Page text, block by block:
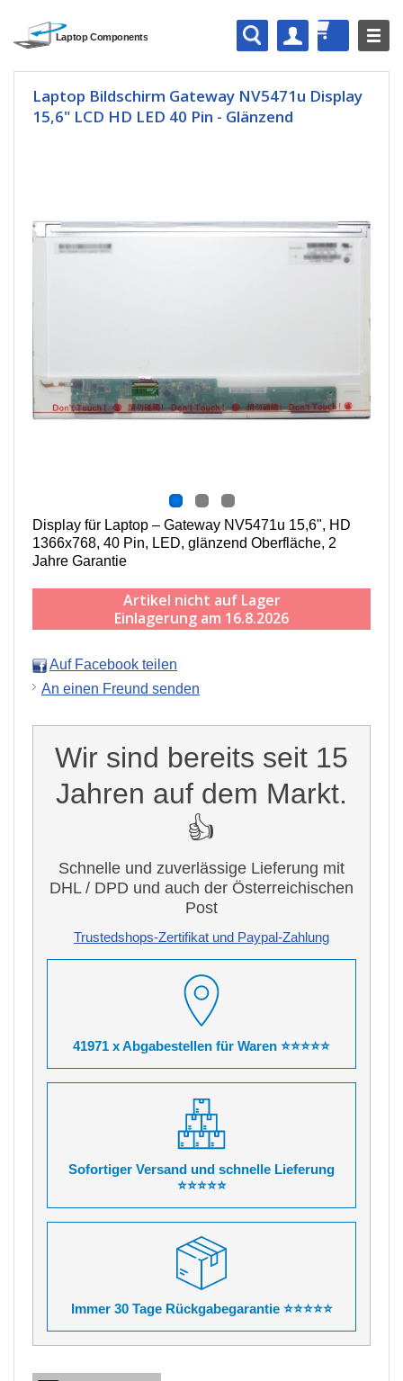
Laptop Bildschirm Gateway NV5471u Display
15,6" LCD HD LED 40 Pin - Glänzend
Display für Laptop – Gateway NV5471u 15,6", HD
1366x768, 40 Pin, LED, g länzend Oberfläche, 2
Jahre Garantie
Artikel nicht auf Lager
Einlagerung am 16.8.2026
Auf Facebook teilen
An einen Freund senden
Wir sind bereits seit 15
Jahren auf dem Markt.
👍
Schnelle und zuverlässige Lieferung mit
DHL / DPD und auch der Österreichischen
Post
Trustedshops-Zertifikat und Paypal-Zahlung
41971 x Abgabestellen für Waren ⭐⭐⭐⭐⭐
Sofortiger Versand und schnelle Lieferung
⭐⭐⭐⭐⭐
Immer 30 Tage Rückgabegarantie ⭐⭐⭐⭐⭐